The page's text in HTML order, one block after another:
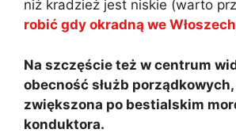
niż kradzież jest niskie (warto
robić gdy okradną we Włoszech
Na szczęście też w centrum
obecność służb
zwiększona po bestialskim
konduktora.